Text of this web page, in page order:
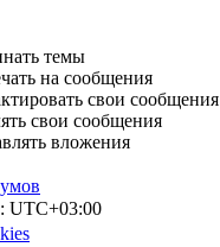
темы
на сообщения
свои сообщения
свои сообщения
вложения
UTC+03:00